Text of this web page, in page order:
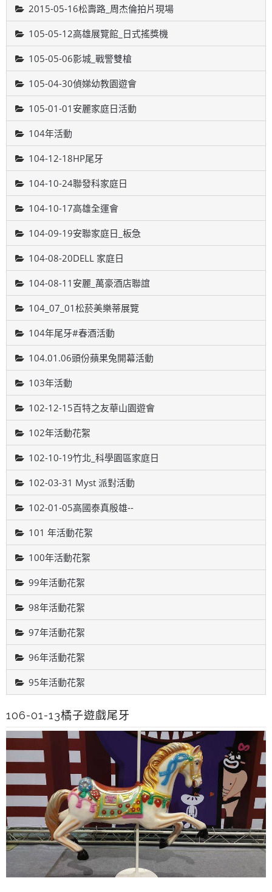
2015-05-16松壽路_周杰倫拍片現場
105-05-12高雄展覽館_日式搖獎機
105-05-06影城_戰警雙槍
105-04-30偵娣幼教園遊會
105-01-01安麗家庭日活動
104年活動
104-12-18HP尾牙
104-10-24聯發科家庭日
104-10-17高雄全運會
104-09-19安聯家庭日_板急
104-08-20DELL 家庭日
104-08-11安麗_萬豪酒店聯誼
104_07_01松菸美樂蒂展覽
104年尾牙#春酒活動
104.01.06頭份蘋果兔開幕活動
103年活動
102-12-15百特之友華山園遊會
102年活動花絮
102-10-19竹北_科學園區家庭日
102-03-31 Myst 派對活動
102-01-05高國泰真殷雄--
101 年活動花絮
100年活動花絮
99年活動花絮
98年活動花絮
97年活動花絮
96年活動花絮
95年活動花絮
106-01-13橘子遊戲尾牙